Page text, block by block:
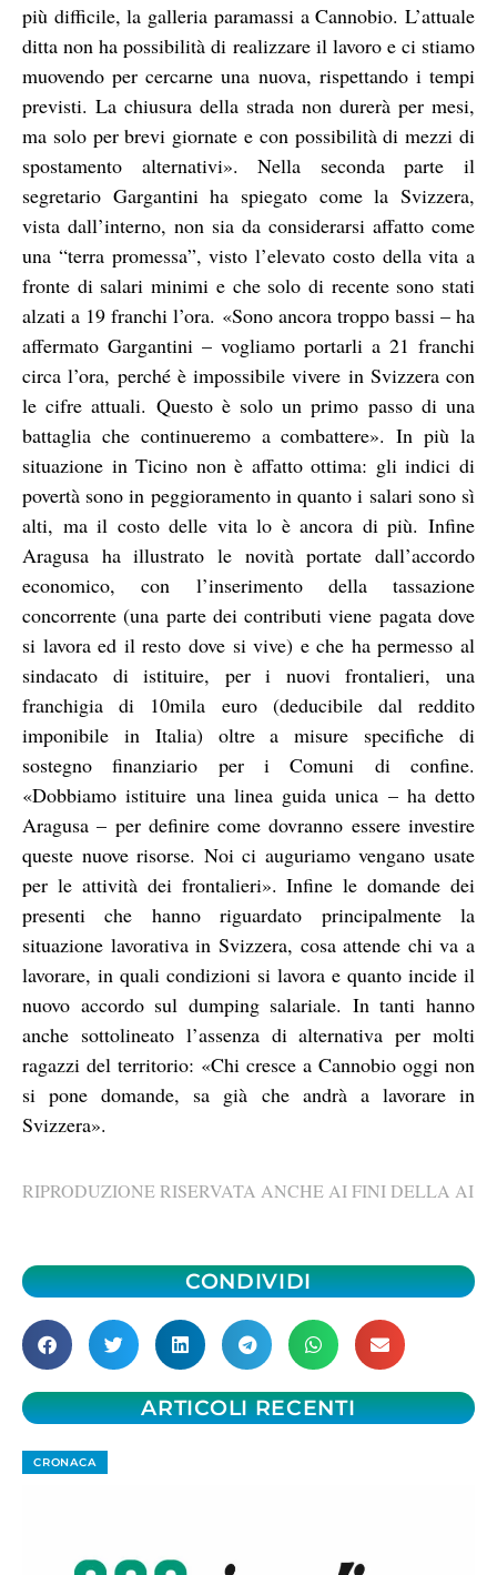
più difficile, la galleria paramassi a Cannobio. L’attuale
ditta non ha possibilità di realizzare il lavoro e ci stiamo
muovendo per cercarne una nuova, rispettando i tempi
previsti. La chiusura della strada non durerà per mesi,
ma solo per brevi giornate e con possibilità di mezzi di
spostamento alternativi». Nella seconda parte il
segretario Gargantini ha spiegato come la Svizzera,
vista dall’interno, non sia da considerarsi affatto come
una “terra promessa”, visto l’elevato costo della vita a
fronte di salari minimi e che solo di recente sono stati
alzati a 19 franchi l’ora. «Sono ancora troppo bassi – ha
affermato Gargantini – vogliamo portarli a 21 franchi
circa l’ora, perché è impossibile vivere in Svizzera con
le cifre attuali. Questo è solo un primo passo di una
battaglia che continueremo a combattere». In più la
situazione in Ticino non è affatto ottima: gli indici di
povertà sono in peggioramento in quanto i salari sono sì
alti, ma il costo delle vita lo è ancora di più. Infine
Aragusa ha illustrato le novità portate dall’accordo
economico, con l’inserimento della tassazione
concorrente (una parte dei contributi viene pagata dove
si lavora ed il resto dove si vive) e che ha permesso al
sindacato di istituire, per i nuovi frontalieri, una
franchigia di 10mila euro (deducibile dal reddito
imponibile in Italia) oltre a misure specifiche di
sostegno finanziario per i Comuni di confine.
«Dobbiamo istituire una linea guida unica – ha detto
Aragusa – per definire come dovranno essere investire
queste nuove risorse. Noi ci auguriamo vengano usate
per le attività dei frontalieri». Infine le domande dei
presenti che hanno riguardato principalmente la
situazione lavorativa in Svizzera, cosa attende chi va a
lavorare, in quali condizioni si lavora e quanto incide il
nuovo accordo sul dumping salariale. In tanti hanno
anche sottolineato l’assenza di alternativa per molti
ragazzi del territorio: «Chi cresce a Cannobio oggi non
si pone domande, sa già che andrà a lavorare in
Svizzera».
RIPRODUZIONE RISERVATA ANCHE AI FINI DELLA AI
CONDIVIDI
ARTICOLI RECENTI
CRONACA